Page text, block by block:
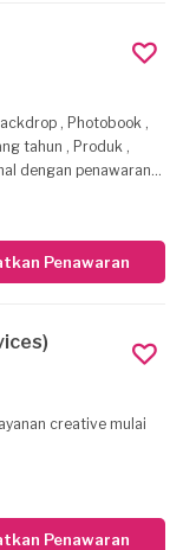
, Photobook ,
tahun , Produk ,
dengan penawaran
Penawaran
creative mulai
Penawaran